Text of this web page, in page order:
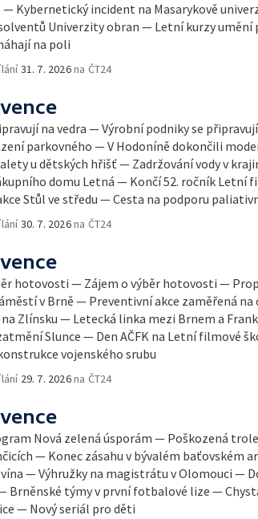
Kybernetický incident na Masarykově
Univerzity obran — Letní kurzy
na poli
31. 7. 2026na ČT24
na vedra — Výrobní podniky se
parkovného — V Hodoníně dokončili
u dětských hřišť — Zadržování vody v
domu Letná — Končí 52. ročník Letní
Stůl ve středu — Cesta na podporu
30. 7. 2026na ČT24
hotovosti — Zájem o výběr hotovosti —
v Brně — Preventivní akce zaměřená
Zlínsku — Letecká linka mezi Brnem a
Slunce — Den AČFK na Letní filmové
vojenského srubu
29. 7. 2026na ČT24
Nová zelená úsporám — Poškozená
— Konec zásahu v bývalém baťovském
— Výhružky na magistrátu v Olomouci —
Brněnské týmy v první fotbalové lize —
— Nový seriál pro děti